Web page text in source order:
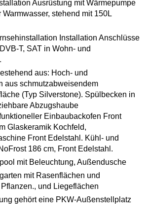
Ausrüstung mit Wärmepumpe
Warmwasser, stehend mit 150L
Installation Anschlüsse
T, SAT in Wohn- und
aus: Hoch- und
aus schmutzabweisendem
(Typ Silverstone). Spülbecken in
Abzugshaube
Einbaubackofen Front
Glaskeramik Kochfeld,
Front Edelstahl. Kühl- und
186 cm, Front Edelstahl.
mit Beleuchtung, Außendusche
mit Rasenflächen und
und Liegeflächen
gehört eine PKW-Außenstellplatz